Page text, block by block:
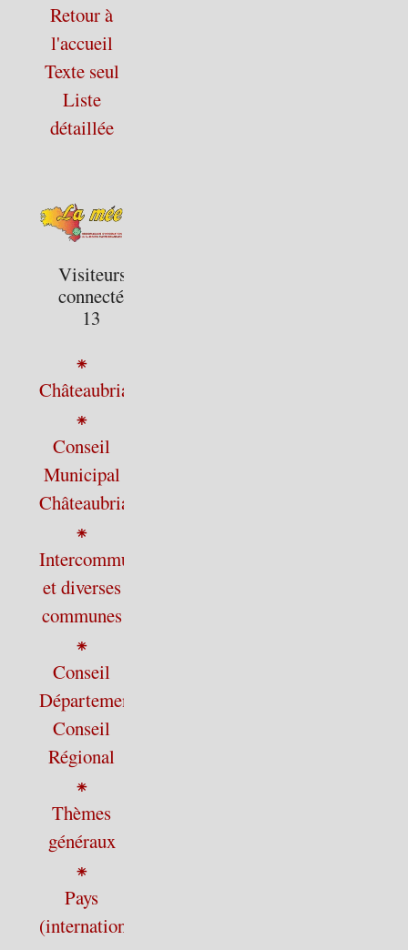
Retour à
l'accueil
Texte seul
Liste
détaillée
Visiteurs
connectés :
13
⁕
Châteaubriant
⁕
Conseil
Municipal
Châteaubriant
⁕
Intercommunalité
et diverses
communes
⁕
Conseil
Départemental,
Conseil
Régional
⁕
Thèmes
généraux
⁕
Pays
(international)